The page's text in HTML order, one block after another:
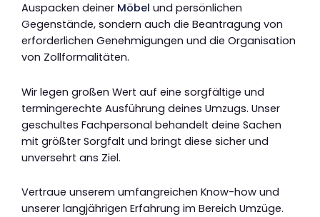
Auspacken deiner Möbel und persönlichen
Gegenstände, sondern auch die Beantragung von
erforderlichen Genehmigungen und die Organisation
von Zollformalitäten.
Wir legen großen Wert auf eine sorgfältige und
termingerechte Ausführung deines Umzugs. Unser
geschultes Fachpersonal behandelt deine Sachen
mit größter Sorgfalt und bringt diese sicher und
unversehrt ans Ziel.
Vertraue unserem umfangreichen Know-how und
unserer langjährigen Erfahrung im Bereich Umzüge.